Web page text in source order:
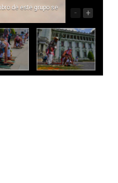
de este grupo se
- +